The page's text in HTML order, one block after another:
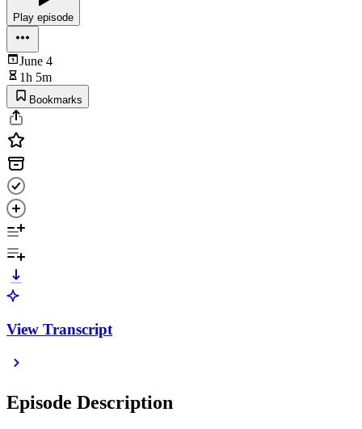
Play episode
June 4
1h 5m
Bookmarks
View Transcript
Episode Description